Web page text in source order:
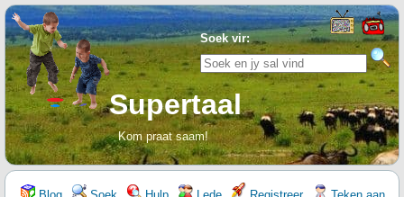
Soek vir:
Supertaal
Kom praat saam!